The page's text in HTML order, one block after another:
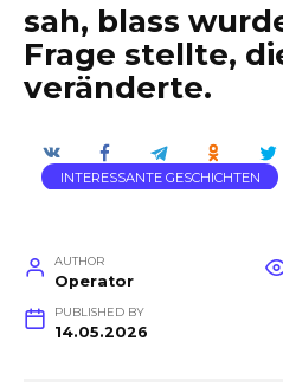
sah, blass
Frage stellte,
veränderte.
INTERESSANTE GESCHICHTEN
AUTHOR
Operator
PUBLISHED BY
14.05.2026